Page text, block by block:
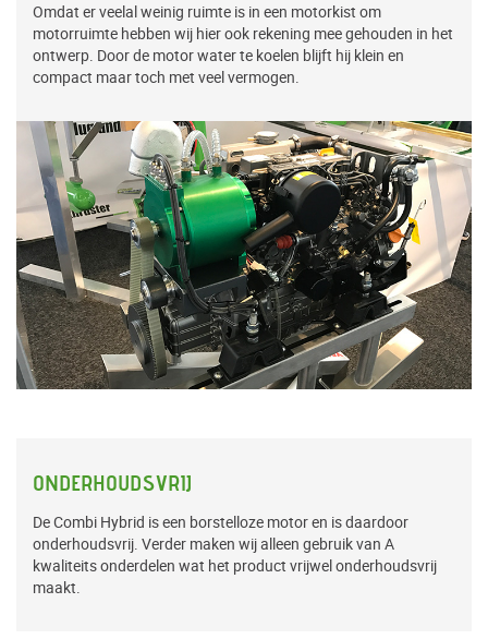
Omdat er veelal weinig ruimte is in een motorkist om
motorruimte hebben wij hier ook rekening mee gehouden in het
ontwerp. Door de motor water te koelen blijft hij klein en
compact maar toch met veel vermogen.
ONDERHOUDSVRIJ
De Combi Hybrid is een borstelloze motor en is daardoor
onderhoudsvrij. Verder maken wij alleen gebruik van A
kwaliteits onderdelen wat het product vrijwel onderhoudsvrij
maakt.